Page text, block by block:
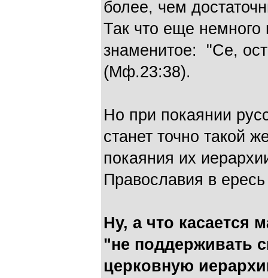
более, чем
Так что еще немного
знаменитое: "Се,
(Мф.23:38).
Но при покаянии
станет точно такой
покаяния их
Православия в
Ну, а что касается
"не поддерживать
церковную